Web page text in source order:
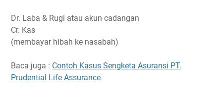
Dr. Laba & Rugi atau akun cadangan
Cr. Kas
(membayar hibah ke nasabah)
Baca juga : Contoh Kasus Sengketa Asuransi PT.
Prudential Life Assurance